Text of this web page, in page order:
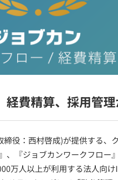
費精算、採用管
役：西村啓成)が提供する、
、『ジョブカンワークフロー
万人以上が利用する法人向